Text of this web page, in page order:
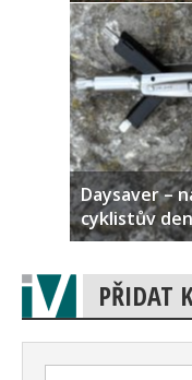
Daysaver –
cyklistův den
PŘIDAT